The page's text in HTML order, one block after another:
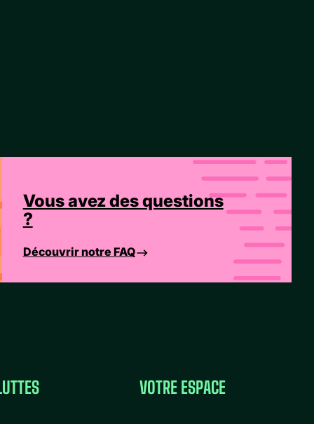
Vous avez des questions
?
Découvrir notre FAQ
VOTRE ESPACE